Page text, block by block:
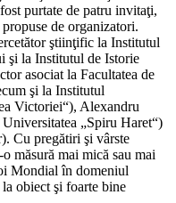
purtate de patru invitaţi,
de organizatori.
ştiinţific la Institutul
şi la Institutul de Istorie
asociat la Facultatea de
şi la Institutul
Victoriei“), Alexandru
„Spiru Haret“)
Cu pregătiri şi vârste
măsură mai mică sau mai
Mondial în domeniul
obiect şi foarte bine